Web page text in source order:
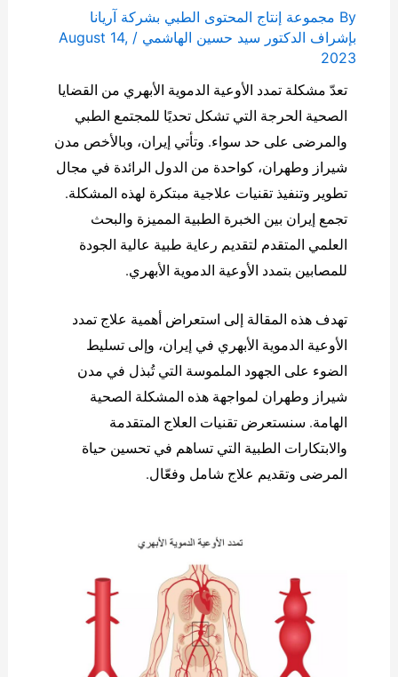
By مجموعة إنتاج المحتوى الطبي بشركة آریانا
بإشراف الدكتور سيد حسين الهاشمي/
August 14,
2023
تعدّ مشكلة تمدد الأوعية الدموية الأبهري من القضايا
الصحية الحرجة التي تشكل تحديًا للمجتمع الطبي
والمرضى على حد سواء. وتأتي إيران، وبالأخص مدن
شيراز وطهران، كواحدة من الدول الرائدة في مجال
تطوير وتنفيذ تقنيات علاجية مبتكرة لهذه المشكلة.
تجمع إيران بين الخبرة الطبية المميزة والبحث
العلمي المتقدم لتقديم رعاية طبية عالية الجودة
للمصابين بتمدد الأوعية الدموية الأبهري.
تهدف هذه المقالة إلى استعراض أهمية علاج تمدد
الأوعية الدموية الأبهري في إيران، وإلى تسليط
الضوء على الجهود الملموسة التي تُبذل في مدن
شيراز وطهران لمواجهة هذه المشكلة الصحية
الهامة. سنستعرض تقنيات العلاج المتقدمة
والابتكارات الطبية التي تساهم في تحسين حياة
المرضى وتقديم علاج شامل وفعّال.